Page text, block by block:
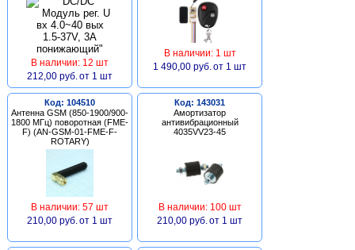
В наличии: 12 шт
212,00 руб. от 1 шт
В наличии: 1 шт
1 490,00 руб. от 1 шт
Код: 104510
Антенна GSM (850-1900/900-
1800 МГц) поворотная (FME-
F) (AN-GSM-01-FME-F-
ROTARY)
В наличии: 57 шт
210,00 руб. от 1 шт
Код: 143031
Амортизатор
антивибрационный
4035VV23-45
В наличии: 100 шт
210,00 руб. от 1 шт